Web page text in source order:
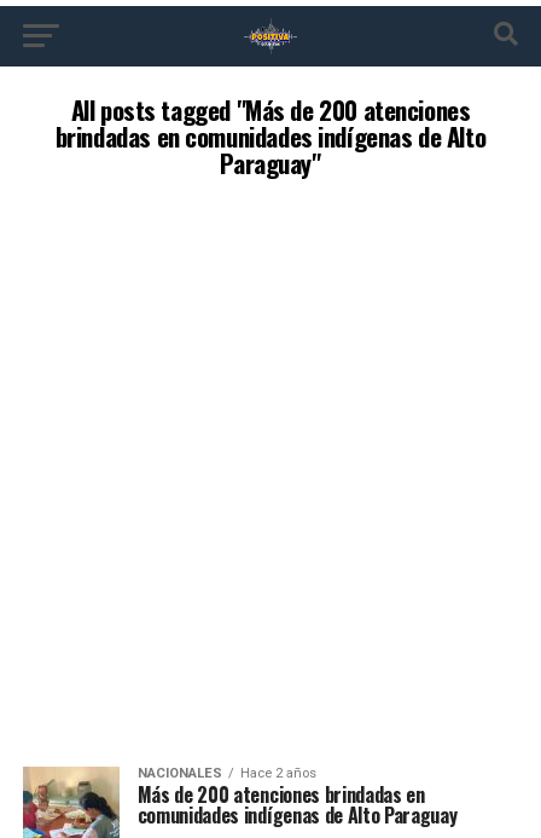
All posts tagged "Más de 200 atenciones
brindadas en comunidades indígenas de Alto
Paraguay"
NACIONALES Hace 2 años
Más de 200 atenciones brindadas en
comunidades indígenas de Alto Paraguay